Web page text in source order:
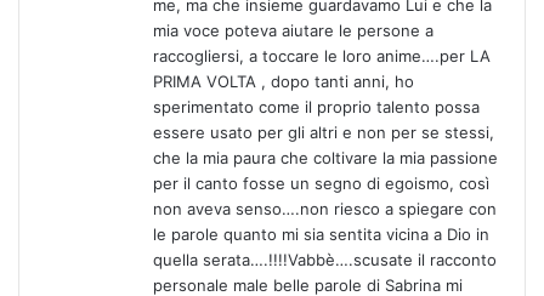
me, ma che insieme guardavamo Lui e che la
mia voce poteva aiutare le persone a
raccogliersi, a toccare le loro anime….per LA
PRIMA VOLTA , dopo tanti anni, ho
sperimentato come il proprio talento possa
essere usato per gli altri e non per se stessi,
che la mia paura che coltivare la mia passione
per il canto fosse un segno di egoismo, così
non aveva senso….non riesco a spiegare con
le parole quanto mi sia sentita vicina a Dio in
quella serata….!!!!Vabbè….scusate il racconto
personale male belle parole di Sabrina mi